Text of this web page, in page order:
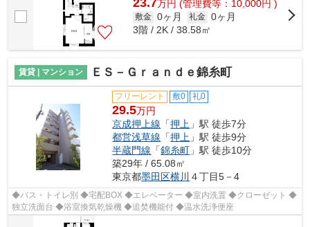
23.7万円 (管理費等：10,000円 )
敷金 0ヶ月 礼金 0ヶ月
3階 / 2K / 38.58㎡
賃貸 | マンション ＥＳ－Ｇｒａｎｄｅ錦糸町
フリーレント 敷0 礼0
29.5万円
京成押上線 「押上 」駅 徒歩7分
都営浅草線 「押上 」駅 徒歩9分
半蔵門線 「錦糸町 」駅 徒歩10分
築29年 / 65.08㎡
東京都墨田区横川 ４丁目5－4
◆バス・トイレ別 ◆宅配BOX ◆エレベーター ◆室内洗置 ◆クローゼット ◆
独立洗面台 ◆浴室換気乾燥機 ◆追焚機能付 ◆温水洗浄便座